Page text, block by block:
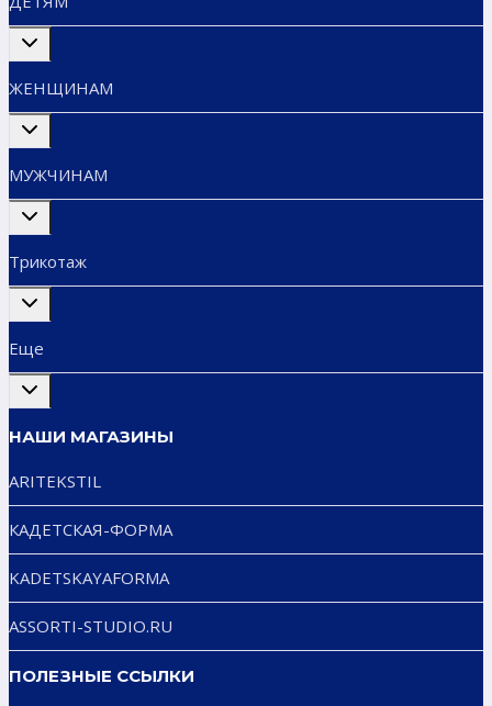
Переключить
ЖЕНЩИНАМ
Переключить
МУЖЧИНАМ
Переключить
Трикотаж
Переключить
Еще
Переключить
НАШИ МАГАЗИНЫ
ARITEKSTIL
КАДЕТСКАЯ-ФОРМА
KADETSKAYAFORMA
ASSORTI-STUDIO.RU
ПОЛЕЗНЫЕ ССЫЛКИ